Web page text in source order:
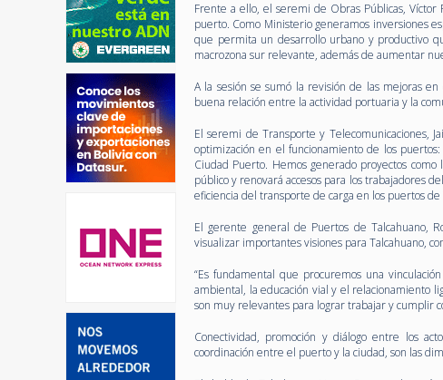
Frente a ello, el seremi de Obras Públicas,
puerto. Como Ministerio generamos inversiones
que permita un desarrollo urbano y productivo
macrozona sur relevante, además de aumentar
A la sesión se sumó la revisión de las mejoras
buena relación entre la actividad portuaria y la
El seremi de Transporte y Telecomunicaciones,
optimización en el funcionamiento de los
Ciudad Puerto. Hemos generado proyectos
público y renovará accesos para los trabajadores
eficiencia del transporte de carga en los puertos
El gerente general de Puertos de Talcahuano,
visualizar importantes visiones para Talcahuano,
“Es fundamental que procuremos una
ambiental, la educación vial y el relacionamiento
son muy relevantes para lograr trabajar y cumplir
Conectividad, promoción y diálogo entre los
coordinación entre el puerto y la ciudad, son las